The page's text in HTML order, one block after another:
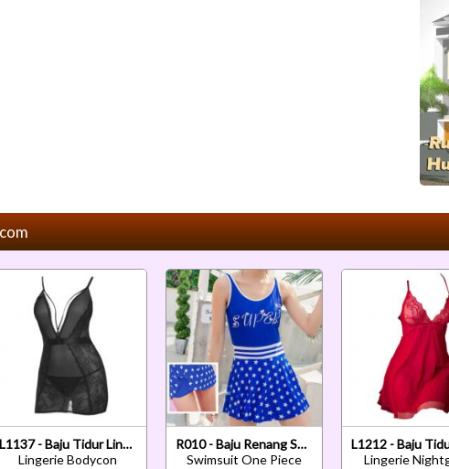
L1137 - Baju Tidur Lingerie Bodycon Sheath Dress Hitam Transparan Belahan Dada Rendah
Lingerie Bodycon
R010 - Baju Renang Swimsuit One Piece Biru Cup Busa
Swimsuit One Piece
Lingerie